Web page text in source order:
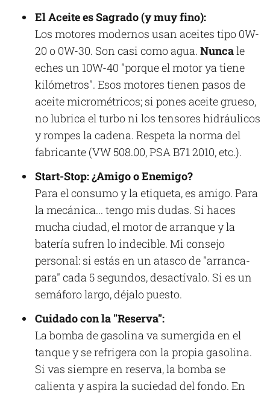
El Aceite es Sagrado (y muy fino):
Los motores modernos usan aceites tipo 0W-
20 o 0W-30. Son casi como agua. Nuncale
eches un 10W-40 "porque el motor ya tiene
kilómetros". Esos motores tienen pasos de
aceite micrométricos; si pones aceite grueso,
no lubrica el turbo ni los tensores hidráulicos
y rompes la cadena. Respeta la norma del
fabricante (VW 508.00, PSA B71 2010, etc.).
Start-Stop: ¿Amigo o Enemigo?
Para el consumo y la etiqueta, es amigo. Para
la mecánica... tengo mis dudas. Si haces
mucha ciudad, el motor de arranque y la
batería sufren lo indecible. Mi consejo
personal: si estás en un atasco de "arranca-
para" cada 5 segundos, desactívalo. Si es un
semáforo largo, déjalo puesto.
Cuidado con la "Reserva":
La bomba de gasolina va sumergida en el
tanque y se refrigera con la propia gasolina.
Si vas siempre en reserva, la bomba se
calienta y aspira la suciedad del fondo. En